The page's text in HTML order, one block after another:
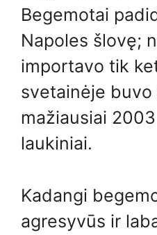
Begemotai
Napoles šlovę;
importavo tik
svetainėje
mažiausiai
laukiniai.
Kadangi
agresyvūs ir